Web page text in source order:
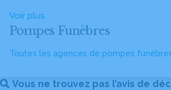
Voir plus
Pompes Funèbres
Toutes les agences de pompes
Vous ne trouvez pas l’avis de